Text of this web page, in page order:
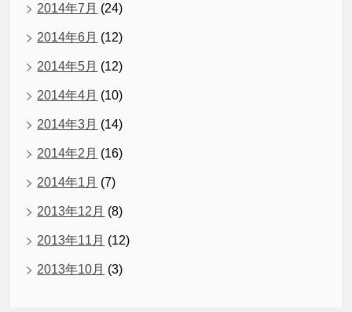
2014年7月 (24)
2014年6月 (12)
2014年5月 (12)
2014年4月 (10)
2014年3月 (14)
2014年2月 (16)
2014年1月 (7)
2013年12月 (8)
2013年11月 (12)
2013年10月 (3)